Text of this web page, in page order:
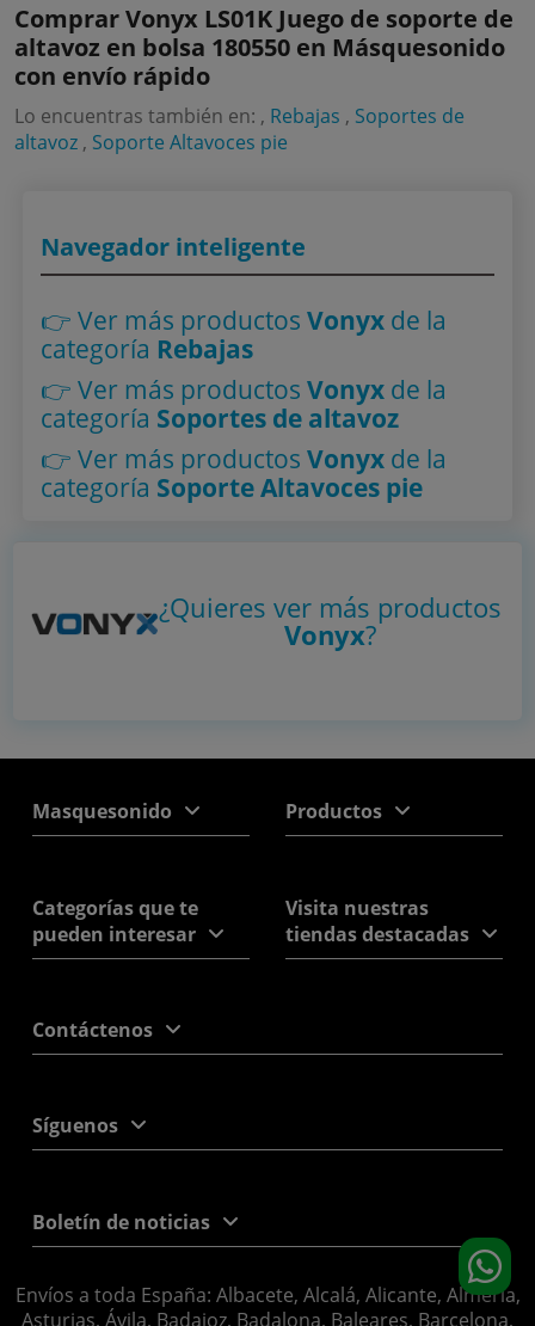
Comprar Vonyx LS01K Juego de soporte de
altavoz en bolsa 180550 en Másquesonido
con envío rápido
Lo encuentras también en: , Rebajas , Soportes de
altavoz , Soporte Altavoces pie
Navegador inteligente
👉 Ver más productos Vonyxde la
categoría Rebajas
👉 Ver más productos Vonyxde la
categoría Soportes de altavoz
👉 Ver más productos Vonyxde la
categoría Soporte Altavoces pie
¿Quieres ver más productos
Vonyx?
Masquesonido Productos
Categorías que te
pueden interesar
Visita nuestras
tiendas destacadas
Contáctenos
Síguenos
Boletín de noticias
Envíos a toda España: Albacete, Alcalá, Alicante, Almería,
Asturias, Ávila, Badajoz, Badalona, Baleares, Barcelona,